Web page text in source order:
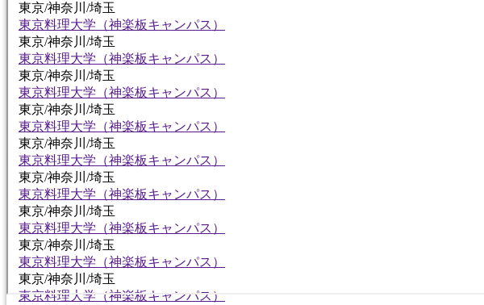
東京/神奈川/埼玉
東京料理大学（神楽板キャンパス）
東京/神奈川/埼玉
東京料理大学（神楽板キャンパス）
東京/神奈川/埼玉
東京料理大学（神楽板キャンパス）
東京/神奈川/埼玉
東京料理大学（神楽板キャンパス）
東京/神奈川/埼玉
東京料理大学（神楽板キャンパス）
東京/神奈川/埼玉
東京料理大学（神楽板キャンパス）
東京/神奈川/埼玉
東京料理大学（神楽板キャンパス）
東京/神奈川/埼玉
東京料理大学（神楽板キャンパス）
東京/神奈川/埼玉
東京料理大学（神楽板キャンパス）